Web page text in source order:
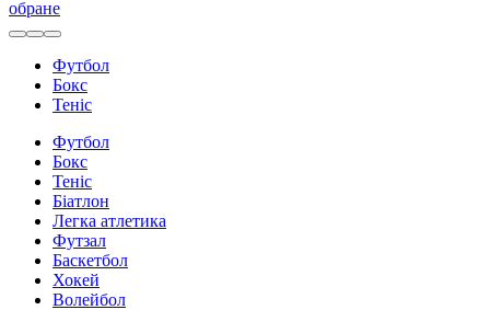
обране
Футбол
Бокс
Теніс
Футбол
Бокс
Теніс
Біатлон
Легка атлетика
Футзал
Баскетбол
Хокей
Волейбол